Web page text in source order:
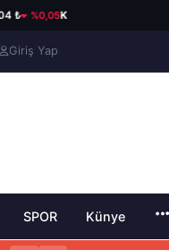
%0,05Kanada Doları
Giriş Yap
SPOR Künye